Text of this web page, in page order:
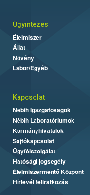
Ügyintézés
Élelmiszer
Állat
Növény
Labor/Egyéb
Kapcsolat
Nébih Igazgatóságok
Nébih Laboratóriumok
Kormányhivatalok
Sajtókapcsolat
Ügyfélszolgálat
Hatósági jogsegély
Élelmiszermentő Központ
Hírlevél feliratkozás